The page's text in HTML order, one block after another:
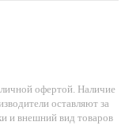
офертой. Наличие
оставляют за
и внешний вид товаров